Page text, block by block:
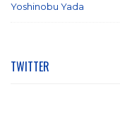
Yoshinobu Yada
TWITTER